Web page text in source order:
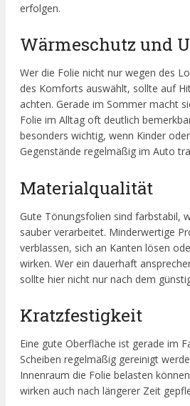
erfolgen.
Wärmeschutz und
Wer die Folie nicht nur wegen des
des Komforts auswählt, sollte auf
achten. Gerade im Sommer macht
Folie im Alltag oft deutlich
besonders wichtig, wenn Kinder
Gegenstände regelmäßig im Auto
Materialqualität
Gute Tönungsfolien sind farbstabil,
sauber verarbeitet. Minderwertige
verblassen, sich an Kanten lösen
wirken. Wer ein dauerhaft
sollte hier nicht nur nach dem
Kratzfestigkeit
Eine gute Oberfläche ist gerade im
Scheiben regelmäßig gereinigt
Innenraum die Folie belasten
wirken auch nach längerer Zeit